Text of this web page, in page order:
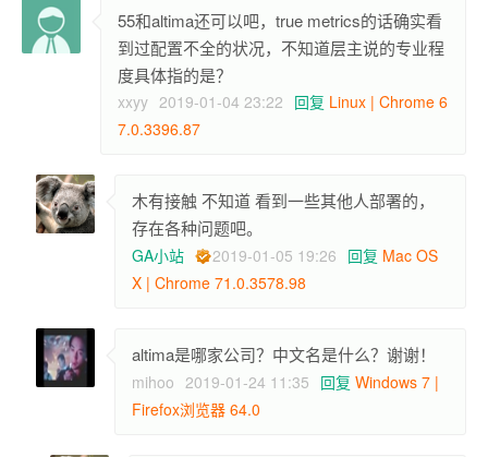
55和altima还可以吧，true metrics的话确实看
到过配置不全的状况，不知道层主说的专业程
度具体指的是？
xxyy 2019-01-04 23:22 回复 Linux | Chrome 6
7.0.3396.87
木有接触 不知道 看到一些其他人部署的，
存在各种问题吧。
GA小站 2019-01-05 19:26 回复 Mac OS
X | Chrome 71.0.3578.98
altima是哪家公司？中文名是什么？谢谢！
mihoo 2019-01-24 11:35 回复 Windows 7 |
Firefox浏览器 64.0